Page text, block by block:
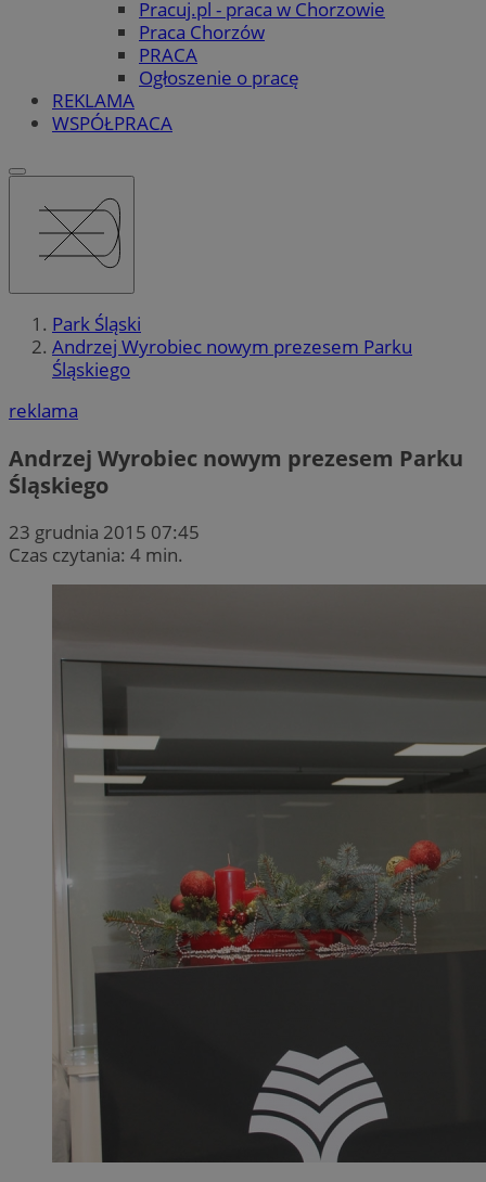
Pracuj.pl - praca w Chorzowie
Praca Chorzów
PRACA
Ogłoszenie o pracę
REKLAMA
WSPÓŁPRACA
Park Śląski
Andrzej Wyrobiec nowym prezesem Parku
Śląskiego
reklama
Andrzej Wyrobiec nowym prezesem Parku
Śląskiego
23 grudnia 2015 07:45
Czas czytania: 4 min.